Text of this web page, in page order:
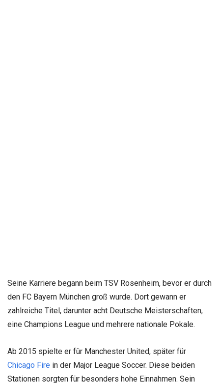
Seine Karriere begann beim TSV Rosenheim, bevor er durch
den FC Bayern München groß wurde. Dort gewann er
zahlreiche Titel, darunter acht Deutsche Meisterschaften,
eine Champions League und mehrere nationale Pokale.
Ab 2015 spielte er für Manchester United, später für
Chicago Fire in der Major League Soccer. Diese beiden
Stationen sorgten für besonders hohe Einnahmen. Sein